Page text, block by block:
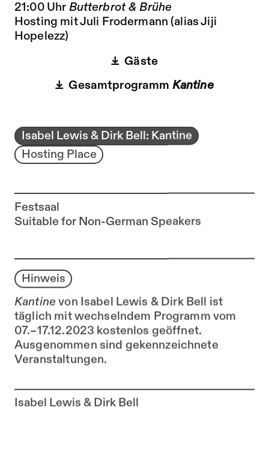
Isabel Lewis & Dirk Bell: Kantine
Hosting Place
Festsaal
Suitable for Non-German Speakers
Hinweis
Kantine von Isabel Lewis & Dirk Bell ist
täglich mit wechselndem Programm vom
07.–17.12.2023 kostenlos geöffnet.
Ausgenommen sind gekennzeichnete
Veranstaltungen.
Zur Künstler*in-Seite von
Isabel Lewis & Dirk Bell
21:00 Uhr Butterbrot & Brühe
Hosting mit Juli Frodermann (alias Jiji
Hopelezz)
Gäste
Gesamtprogramm Kantine